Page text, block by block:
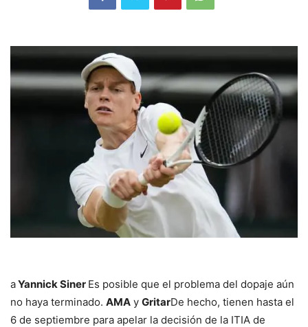
aYannick Siner Es posible que el problema del dopaje aún
no haya terminado. AMA y GritarDe hecho, tienen hasta el
6 de septiembre para apelar la decisión de la ITIA de